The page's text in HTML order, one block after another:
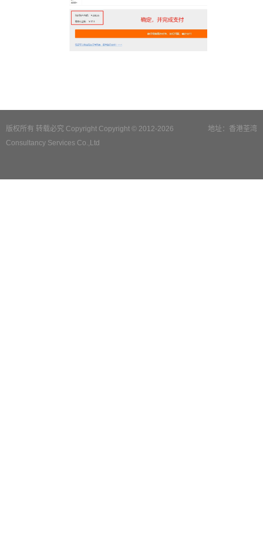
地址：香港荃湾
版权所有 转载必究 Copyright Copyright © 2012-2026
Consultancy Services Co.,Ltd